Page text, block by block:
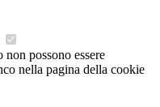
possono essere
nella pagina della cookie